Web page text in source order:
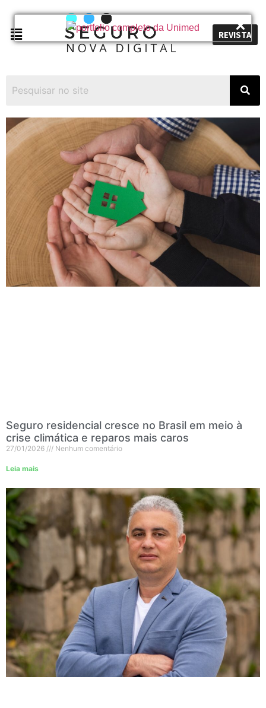
REVISTA
Seguro residencial cresce no Brasil em meio à
crise climática e reparos mais caros
27/01/2026 Nenhum comentário
Leia mais